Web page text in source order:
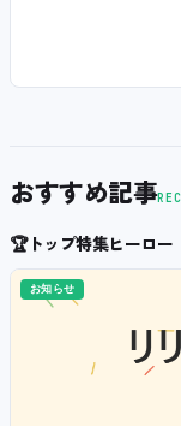
おすすめ記事
🏆トップ特集ヒーロー
お知らせ